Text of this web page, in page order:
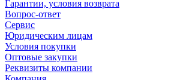
Гарантии, условия возврата
Вопрос-ответ
Сервис
Юридическим лицам
Условия покупки
Оптовые закупки
Реквизиты компании